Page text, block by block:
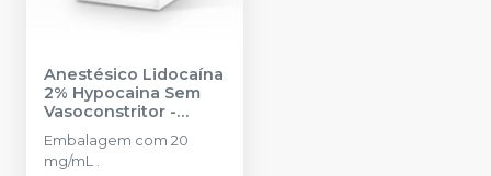
Anestésico Lidocaína
2% Hypocaina Sem
Vasoconstritor -
HYPOFARMA
Embalagem com 20
mg/mL .